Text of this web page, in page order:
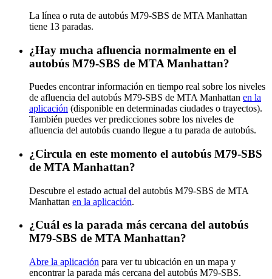
La línea o ruta de autobús M79-SBS de MTA Manhattan
tiene 13 paradas.
¿Hay mucha afluencia normalmente en el
autobús M79-SBS de MTA Manhattan?
Puedes encontrar información en tiempo real sobre los niveles
de afluencia del autobús M79-SBS de MTA Manhattan en la
aplicación (disponible en determinadas ciudades o trayectos).
También puedes ver predicciones sobre los niveles de
afluencia del autobús cuando llegue a tu parada de autobús.
¿Circula en este momento el autobús M79-SBS
de MTA Manhattan?
Descubre el estado actual del autobús M79-SBS de MTA
Manhattan en la aplicación.
¿Cuál es la parada más cercana del autobús
M79-SBS de MTA Manhattan?
Abre la aplicación para ver tu ubicación en un mapa y
encontrar la parada más cercana del autobús M79-SBS.